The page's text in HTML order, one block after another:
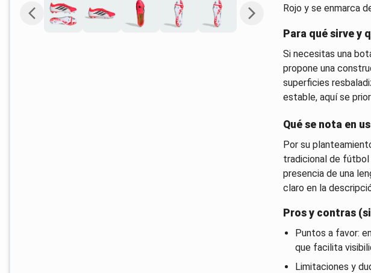
Rojo y se enmarca
Para qué sirve y
Si necesitas una
propone una
superficies
estable, aquí se
Qué se nota en
Por su
tradicional de fútbol
presencia de una
claro en la
Pros y contras
Puntos a favor:
que facilita
Limitaciones y